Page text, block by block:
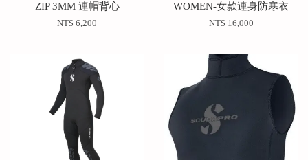
ZIP 3MM 連帽背心
NT$ 6,200
WOMEN-女款連身防寒衣
NT$ 16,000